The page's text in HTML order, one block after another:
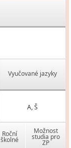
Vyučované jazyky
A, Š
Roční
školné
Možnost
studia pro
ZP